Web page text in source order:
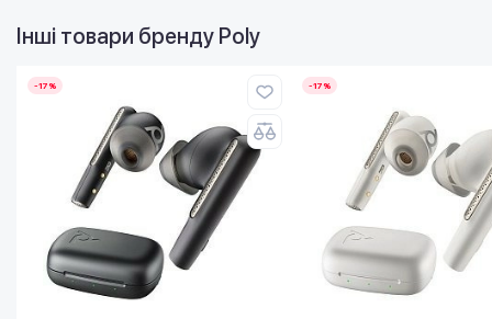
Інші товари бренду Poly
-17% -17%